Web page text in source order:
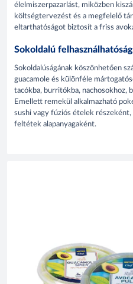
élelmiszerpazarlást, miközben
költségtervezést és a megfelelő
eltarthatóságot biztosít a friss
Sokoldalú
Sokoldalúságának köszönhetően
guacamole és különféle
tacókba, burritókba, nachosokhoz,
Emellett remekül alkalmazható
sushi vagy fúziós ételek
feltétek alapanyagaként.